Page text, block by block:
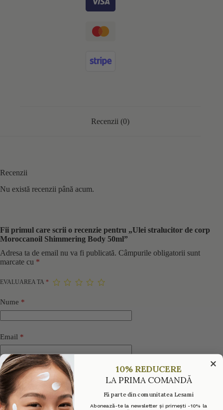
Recenzii (0)
Recenzii
Nu există recenzii până acum.
Fii primul care scrii o recenzie pentru „Ulei stralucitor de corp
Moroccanoil Shimmering Body 50ml”
Adresa ta de email nu va fi publicată. Câmpurile obligatorii sunt
marcate cu *
EVALUAREA TA *
Nume *
Email *
Titlu recenzie
Recenzia ta*
10% REDUCERE
LA PRIMA COMANDĂ
Fă parte din comunitatea Lesami
Abonează-te la newsletter și primești -10% la